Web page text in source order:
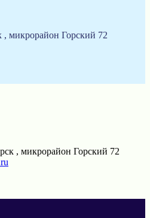
, микрорайон Горский 72
, микрорайон Горский 72